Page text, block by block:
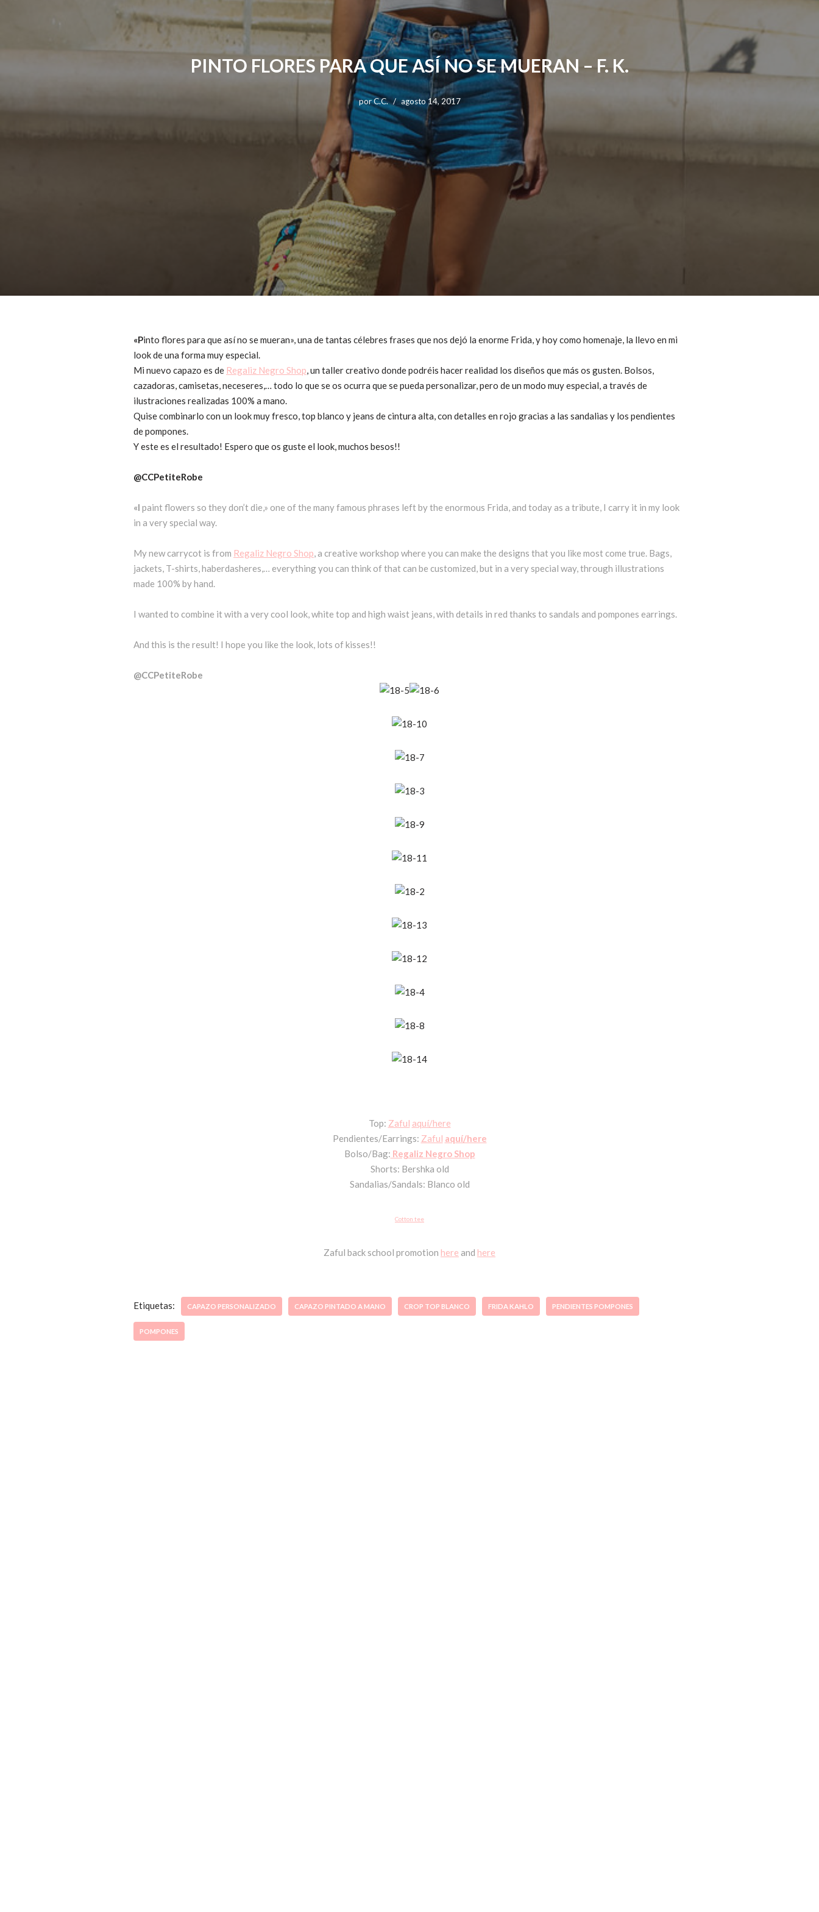
PINTO FLORES PARA QUE ASÍ NO SE MUERAN – F. K.
porC.C. agosto 14, 2017
«Pinto flores para que así no se mueran», una de tantas célebres frases que nos dejó la enorme Frida, y hoy como homenaje, la llevo en mi
look de una forma muy especial.
Mi nuevo capazo es de Regaliz Negro Shop, un taller creativo donde podréis hacer realidad los diseños que más os gusten. Bolsos,
cazadoras, camisetas, neceseres,… todo lo que se os ocurra que se pueda personalizar, pero de un modo muy especial, a través de
ilustraciones realizadas 100% a mano.
Quise combinarlo con un look muy fresco, top blanco y jeans de cintura alta, con detalles en rojo gracias a las sandalias y los pendientes
de pompones.
Y este es el resultado! Espero que os guste el look, muchos besos!!
@CCPetiteRobe
«I paint flowers so they don’t die,» one of the many famous phrases left by the enormous Frida, and today as a tribute, I carry it in my look
in a very special way.
My new carrycot is from Regaliz Negro Shop, a creative workshop where you can make the designs that you like most come true. Bags,
jackets, T-shirts, haberdasheres,… everything you can think of that can be customized, but in a very special way, through illustrations
made 100% by hand.
I wanted to combine it with a very cool look, white top and high waist jeans, with details in red thanks to sandals and pompones earrings.
And this is the result! I hope you like the look, lots of kisses!!
@CCPetiteRobe
Top: Zaful aquí/here
Pendientes/Earrings: Zaful aquí/here
Bolso/Bag: Regaliz Negro Shop
Shorts: Bershka old
Sandalias/Sandals: Blanco old
Cotton tee
Zaful back school promotion here and here
Etiquetas: CAPAZO PERSONALIZADO CAPAZO PINTADO A MANO CROP TOP BLANCO FRIDA KAHLO PENDIENTES POMPONES
POMPONES